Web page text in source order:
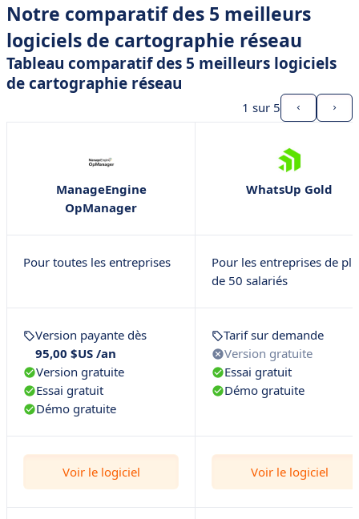
Notre comparatif des 5 meilleurs
logiciels de cartographie réseau
Tableau comparatif des 5 meilleurs logiciels
de cartographie réseau
1 sur 5
ManageEngine
OpManager
WhatsUp Gold
Pour toutes les entreprises
Pour les entreprises de
de 50 salariés
Version payante dès
95,00 $US /an
Version gratuite
Essai gratuit
Démo gratuite
Tarif sur demande
Version gratuite
Essai gratuit
Démo gratuite
Voir le logiciel Voir le logiciel